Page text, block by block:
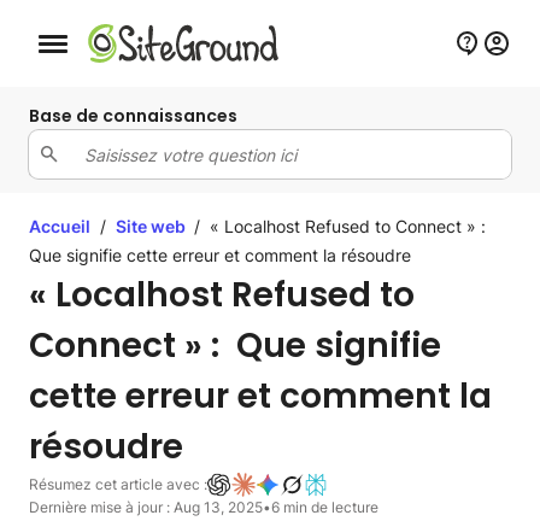
Bouton de navigation mobile
Base de connaissances
Accueil / Site web / « Localhost Refused to Connect » :
Que signifie cette erreur et comment la résoudre
« Localhost Refused to
Connect » : Que signifie
cette erreur et comment la
résoudre
Résumez cet article avec :
Dernière mise à jour : Aug 13, 2025•6 min de lecture